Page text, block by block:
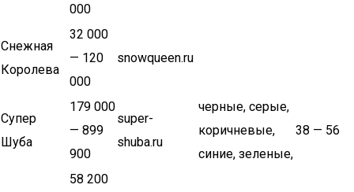
черные, серые,
коричневые,
синие, зеленые,
38 — 56
000
Снежная
Королева
32 000
— 120
000
snowqueen.ru
Супер
Шуба
179 000
— 899
900
super-
shuba.ru
58 200